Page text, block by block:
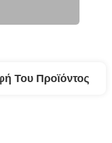
Του Προϊόντος